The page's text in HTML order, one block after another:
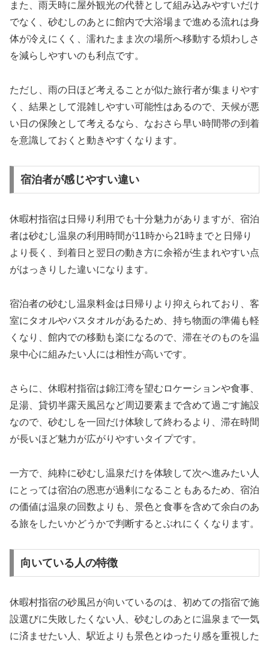
また、雨天時に屋外観光の代替として組み込みやすいだけ
でなく、砂むしのあとに館内で大浴場まで進める流れは身
体が冷えにくく、濡れたまま次の場所へ移動する煩わしさ
を減らしやすいのも利点です。
ただし、雨の日ほど考えることが似た旅行者が集まりやす
く、結果として混雑しやすい可能性はあるので、天候が悪
い日の保険として考えるなら、なおさら早い時間帯の到着
を意識しておくと動きやすくなります。
宿泊者が感じやすい違い
休暇村指宿は日帰り利用でも十分魅力がありますが、宿泊
者は砂むし温泉の利用時間が11時から21時までと日帰り
より長く、到着日と翌日の動き方に余裕が生まれやすい点
がはっきりした違いになります。
宿泊者の砂むし温泉料金は日帰りより抑えられており、客
室にタオルやバスタオルがあるため、持ち物面の準備も軽
くなり、館内での移動も楽になるので、滞在そのものを温
泉中心に組みたい人には相性が高いです。
さらに、休暇村指宿は錦江湾を望むロケーションや食事、
足湯、貸切半露天風呂など周辺要素まで含めて過ごす施設
なので、砂むしを一回だけ体験して終わるより、滞在時間
が長いほど魅力が広がりやすいタイプです。
一方で、純粋に砂むし温泉だけを体験して次へ進みたい人
にとっては宿泊の恩恵が過剰になることもあるため、宿泊
の価値は温泉の回数よりも、景色と食事を含めて余白のあ
る旅をしたいかどうかで判断するとぶれにくくなります。
向いている人の特徴
休暇村指宿の砂風呂が向いているのは、初めての指宿で施
設選びに失敗したくない人、砂むしのあとに温泉まで一気
に済ませたい人、駅近よりも景色とゆったり感を重視した